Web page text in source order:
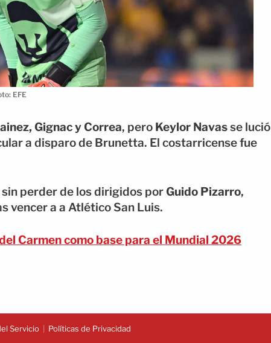
EFE
Gignac y Correa, pero Keylor Navasse lució
a disparo de Brunetta. El costarricense fue
perder de los dirigidos porGuido Pizarro,
vencer a a Atlético San Luis.
Carmen como base para el Mundial 2026
Servicio Políticas de Privacidad